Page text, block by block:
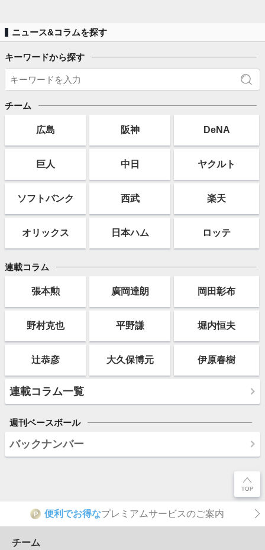
ニュース&コラムを探す
キーワードから探す
チーム
広島 阪神 DeNA
巨人 中日 ヤクルト
ソフトバンク 西武 楽天
オリックス 日本ハム ロッテ
連載コラム
張本勲 廣岡達朗 岡田彰布
野村克也 平野謙 堀内恒夫
辻恭彦 大久保博元 伊原春樹
連載コラム一覧
週刊ベースボール
バックナンバー
P 便利でお得なプレミアムサービスのご案内
チーム